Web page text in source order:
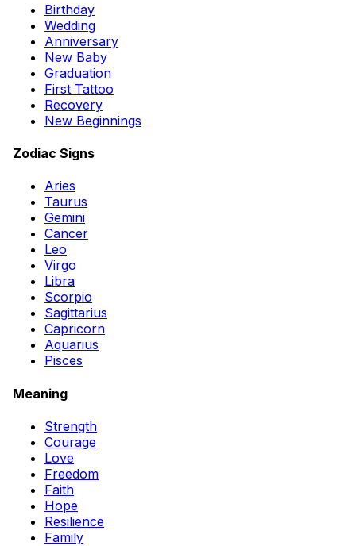
Birthday
Wedding
Anniversary
New Baby
Graduation
First Tattoo
Recovery
New Beginnings
Zodiac Signs
Aries
Taurus
Gemini
Cancer
Leo
Virgo
Libra
Scorpio
Sagittarius
Capricorn
Aquarius
Pisces
Meaning
Strength
Courage
Love
Freedom
Faith
Hope
Resilience
Family